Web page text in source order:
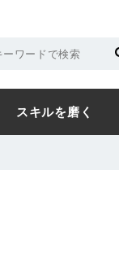
スキルを磨く